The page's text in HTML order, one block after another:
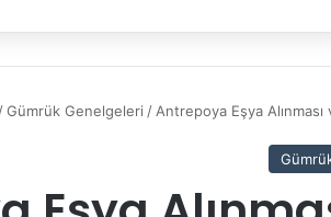
/Gümrük Genelgeleri / Antrepoya Eşya